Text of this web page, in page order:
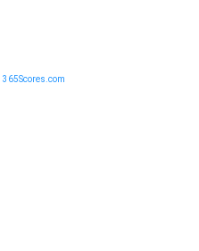
365Scores.com